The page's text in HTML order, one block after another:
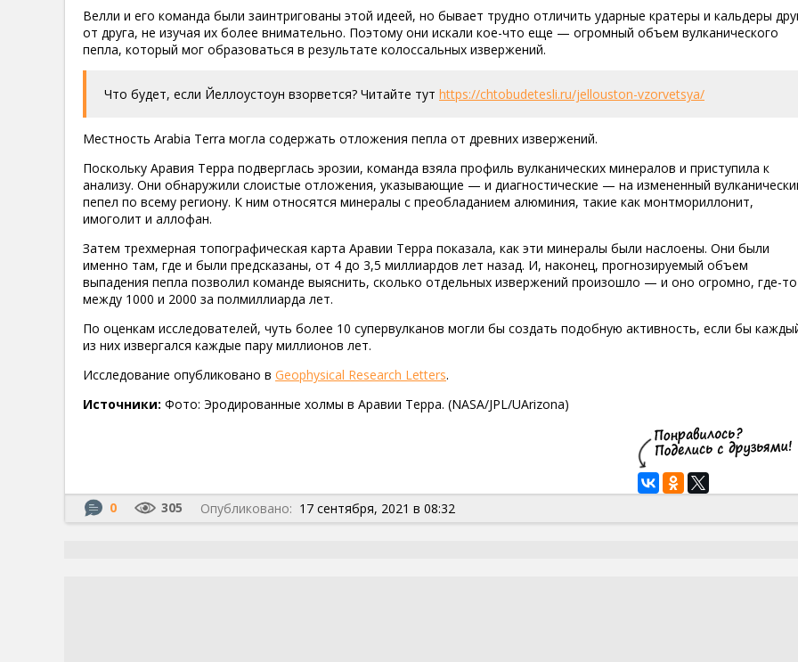
Велли и его команда были заинтригованы этой идеей, но бывает трудно отличить ударные кратеры и кальдеры
от друга, не изучая их более внимательно. Поэтому они искали кое-что еще — огромный объем вулканического
пепла, который мог образоваться в результате колоссальных извержений.
Что будет, если Йеллоустоун взорвется? Читайте тут https://chtobudetesli.ru/jellouston-vzorvetsya/
Местность Arabia Terra могла содержать отложения пепла от древних извержений.
Поскольку Аравия Терра подверглась эрозии, команда взяла профиль вулканических минералов и приступила к
анализу. Они обнаружили слоистые отложения, указывающие — и диагностические — на измененный
пепел по всему региону. К ним относятся минералы с преобладанием алюминия, такие как монтмориллонит,
имоголит и аллофан.
Затем трехмерная топографическая карта Аравии Терра показала, как эти минералы были наслоены. Они были
именно там, где и были предсказаны, от 4 до 3,5 миллиардов лет назад. И, наконец, прогнозируемый объем
выпадения пепла позволил команде выяснить, сколько отдельных извержений произошло — и оно огромно, где-то
между 1000 и 2000 за полмиллиарда лет.
По оценкам исследователей, чуть более 10 супервулканов могли бы создать подобную активность, если бы
из них извергался каждые пару миллионов лет.
Исследование опубликовано в Geophysical Research Letters.
Источники: Фото: Эродированные холмы в Аравии Терра. (NASA/JPL/UArizona)
0 305 Опубликовано: 17 сентября, 2021 в 08:32